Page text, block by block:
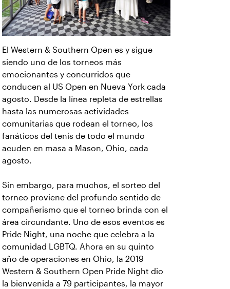
El Western & Southern Open es y sigue
siendo uno de los torneos más
emocionantes y concurridos que
conducen al US Open en Nueva York cada
agosto. Desde la línea repleta de estrellas
hasta las numerosas actividades
comunitarias que rodean el torneo, los
fanáticos del tenis de todo el mundo
acuden en masa a Mason, Ohio, cada
agosto.
Sin embargo, para muchos, el sorteo del
torneo proviene del profundo sentido de
compañerismo que el torneo brinda con el
área circundante. Uno de esos eventos es
Pride Night, una noche que celebra a la
comunidad LGBTQ. Ahora en su quinto
año de operaciones en Ohio, la 2019
Western & Southern Open Pride Night dio
la bienvenida a 79 participantes, la mayor